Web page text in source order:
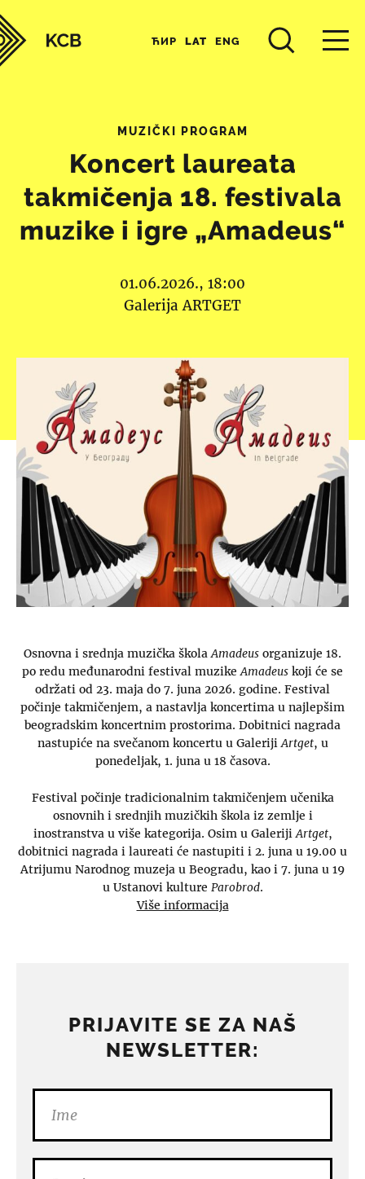
ЋИР LAT ENG
MUZIČKI PROGRAM
Koncert laureata
takmičenja 18. festivala
muzike i igre „Amadeus“
01.06.2026., 18:00
Galerija ARTGET
Osnovna i srednja muzička školaAmadeus organizuje 18.
po redu međunarodni festival muzikeAmadeus koji će se
održati od 23. maja do 7. juna 2026. godine. Festival
počinje takmičenjem, a nastavlja koncertima u najlepšim
beogradskim koncertnim prostorima. Dobitnici nagrada
nastupiće na svečanom koncertu u GalerijiArtget, u
ponedeljak, 1. juna u 18 časova.
Festival počinje tradicionalnim takmičenjem učenika
osnovnih i srednjih muzičkih škola iz zemlje i
inostranstva u više kategorija. Osim u GalerijiArtget,
dobitnici nagrada i laureati će nastupiti i 2. juna u 19.00 u
Atrijumu Narodnog muzeja u Beogradu, kao i 7. juna u 19
u Ustanovi kulture Parobrod.
Više informacija
PRIJAVITE SE ZA NAŠ
NEWSLETTER: